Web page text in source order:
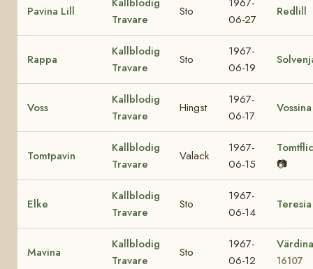
Pavina Lill
Travare
Sto
06-27
Redlill
Rappa
Kallblodig
Travare
Sto
1967-
06-19
Voss
Kallblodig
Travare
Hingst
1967-
06-17
Vossina
Tomtpavin
Kallblodig
Travare
Valack
1967-
06-15
📷
Elke
Kallblodig
Travare
Sto
1967-
06-14
Teresia
Mavina
Kallblodig
Travare
Sto
1967-
06-12
Värdina
16107